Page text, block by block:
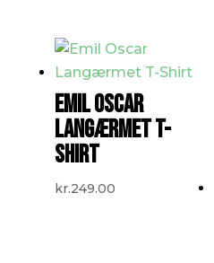
EMIL OSCAR
LANGÆRMET T-
SHIRT
kr.249.00